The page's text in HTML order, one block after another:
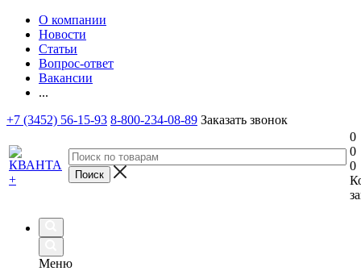
О компании
Новости
Статьи
Вопрос-ответ
Вакансии
...
+7 (3452) 56-15-93 8-800-234-08-89 Заказать звонок
0
0
0
Меню